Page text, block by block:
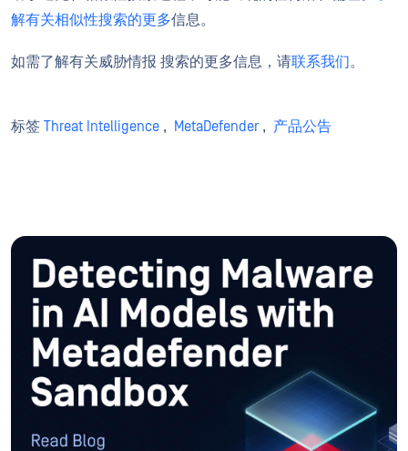
解有关相似性搜索的更多信息。
如需了解有关威胁情报 搜索的更多信息，请联系我们。
标签 Threat Intelligence , MetaDefender , 产品公告